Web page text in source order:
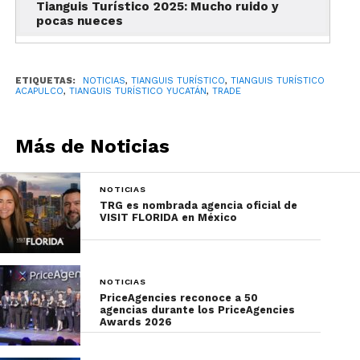
Por su parte, la gobernadora de Guerrero, Evelyn
edición del Tianguis.
“Somos un pueblo
fuerte y unido, es por
eso que nuestro país se
Tianguis Turístico 2025: Mucho ruido y
pocas nueces
ETIQUETAS: NOTICIAS, TIANGUIS TURÍSTICO, TIANGUIS TURÍSTICO
ACAPULCO, TIANGUIS TURÍSTICO YUCATÁN, TRADE
Más de Noticias
NOTICIAS
TRG es nombrada agencia oficial de
VISIT FLORIDA en México
NOTICIAS
PriceAgencies reconoce a 50
agencias durante los PriceAgencies
Awards 2026